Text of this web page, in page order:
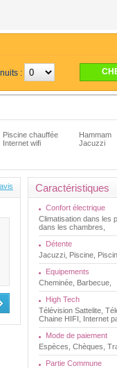
:
Piscine chauffée
Internet wifi
Hammam
Jacuzzi
Caractéristiques
Confort électrique
Climatisation dans les
dans les chambres,
Détente
Jacuzzi, Piscine,
Equipements
Cheminée, Barbecue,
High Tech
Télévision Sattelite,
Chaine HIFI, Internet
Mode de paiement
Espèces, Chèques,
Partie Commune